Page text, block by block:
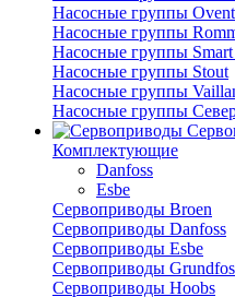
Насосные группы
Насосные группы
Насосные группы Smart
Насосные группы Stout
Насосные группы
Насосные группы
Комплектующие
Danfoss
Esbe
Сервоприводы Broen
Сервоприводы Danfoss
Сервоприводы Esbe
Сервоприводы Grundfos
Сервоприводы Hoobs